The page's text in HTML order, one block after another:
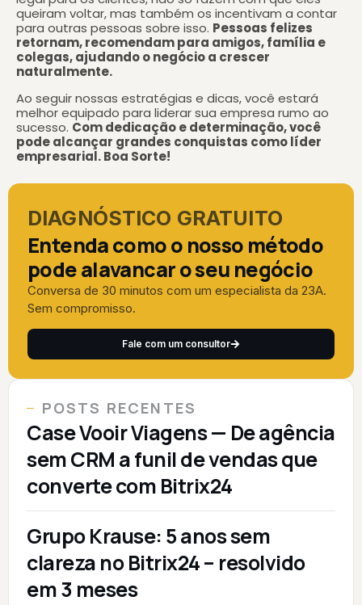
queiram voltar, mas também os incentivam a contar
para outras pessoas sobre isso. Pessoas felizes
retornam, recomendam para amigos, família e
colegas, ajudando o negócio a crescer
naturalmente.
Ao seguir nossas estratégias e dicas, você estará
melhor equipado para liderar sua empresa rumo ao
sucesso. Com dedicação e determinação, você
pode alcançar grandes conquistas como líder
empresarial. Boa Sorte!
DIAGNÓSTICO GRATUITO
Entenda como o nosso método
pode alavancar o seu negócio
Conversa de 30 minutos com um especialista da 23A.
Sem compromisso.
Fale com um consultor
POSTS RECENTES
Case Vooir Viagens — De agência
sem CRM a funil de vendas que
converte com Bitrix24
Grupo Krause: 5 anos sem
clareza no Bitrix24 – resolvido
em 3 meses